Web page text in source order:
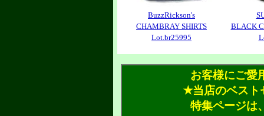
BuzzRickson's
CHAMBRAY SHIRTS
Lot.br25995
BLACK
お客様にご愛
✭当店のベスト
特集ページは